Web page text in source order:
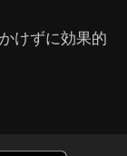
けずに効果的